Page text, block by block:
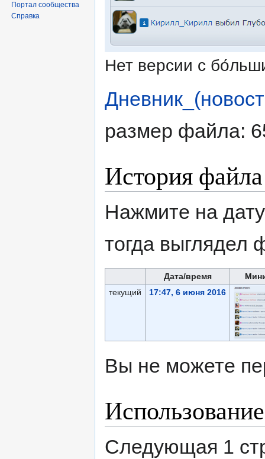
Нет версии с
размер файла:
История файла
Нажмите на
тогда выглядел
Дата/время
текущий
17:47, 6 июня 2016
Вы не можете
Следующая 1
Портал сообщества
Справка